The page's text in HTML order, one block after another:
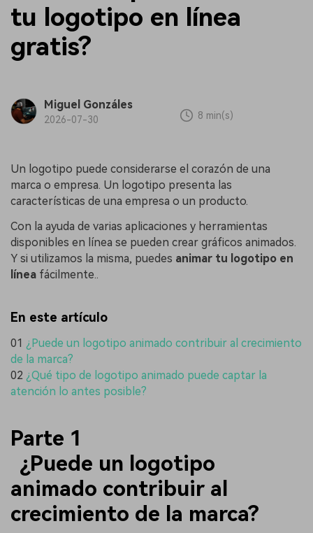
tu logotipo en línea
gratis?
Miguel Gonzáles
2026-07-30 8 min(s)
Un logotipo puede considerarse el corazón de una
marca o empresa. Un logotipo presenta las
características de una empresa o un producto.
Con la ayuda de varias aplicaciones y herramientas
disponibles en línea se pueden crear gráficos animados.
Y si utilizamos la misma, puedes animar tu logotipo en
línea fácilmente..
En este artículo
01 ¿Puede un logotipo animado contribuir al crecimiento
de la marca?
02 ¿Qué tipo de logotipo animado puede captar la
atención lo antes posible?
Parte 1
¿Puede un logotipo
animado contribuir al
crecimiento de la marca?